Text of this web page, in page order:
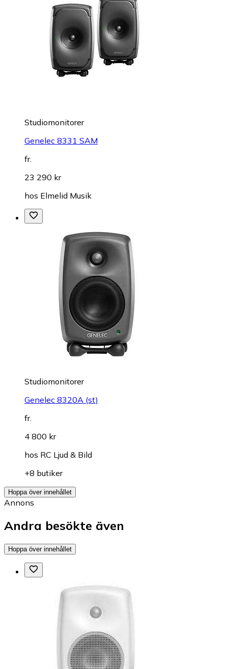
Studiomonitorer
Genelec 8331 SAM
fr.
23 290 kr
hos Elmelid Musik
Studiomonitorer
Genelec 8320A (st)
fr.
4 800 kr
hos RC Ljud & Bild
+8 butiker
Hoppa över innehållet
Annons
Andra besökte även
Hoppa över innehållet